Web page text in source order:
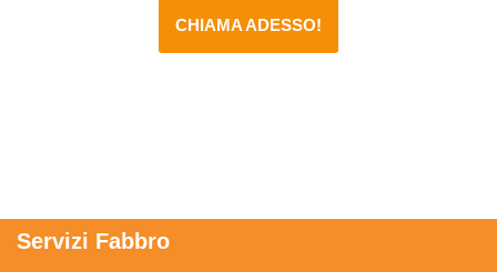
CHIAMA ADESSO!
Servizi Fabbro